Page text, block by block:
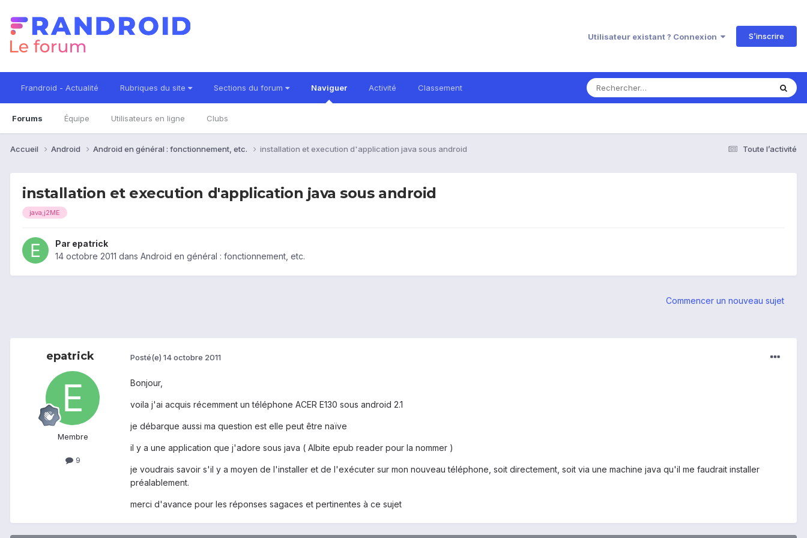
Utilisateur existant ? Connexion S’inscrire
Frandroid - Actualité Rubriques du site Sections du forum Naviguer
Forums Équipe Utilisateurs en ligne Clubs
Activité Classement
Toute l’activité
Accueil Android Android en général : fonctionnement, etc. installation et execution d'application java sous android
installation et execution d'application java sous android
java;j2ME
Par epatrick
14 octobre 2011 dans Android en général : fonctionnement, etc.
Commencer un nouveau sujet
epatrick
Membre
9
Posté(e) 14 octobre 2011
Bonjour,
voila j'ai acquis récemment un téléphone ACER E130 sous android 2.1
je débarque aussi ma question est elle peut être naïve
il y a une application que j'adore sous java ( Albite epub reader pour la nommer )
je voudrais savoir s'il y a moyen de l'installer et de l'exécuter sur mon nouveau téléphone, soit directement, soit via une machine java qu'il me faudrait installer
préalablement.
merci d'avance pour les réponses sagaces et pertinentes à ce sujet